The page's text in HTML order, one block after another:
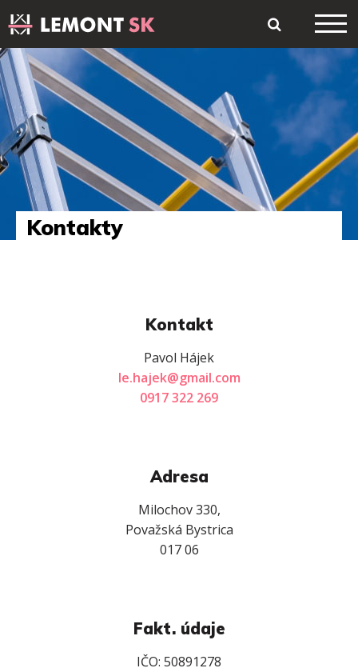
Kontakty
Kontakt
Pavol Hájek
le.hajek@gmail.com
0917 322 269
Adresa
Milochov 330,
Považská Bystrica
017 06
Fakt. údaje
IČO: 50891278